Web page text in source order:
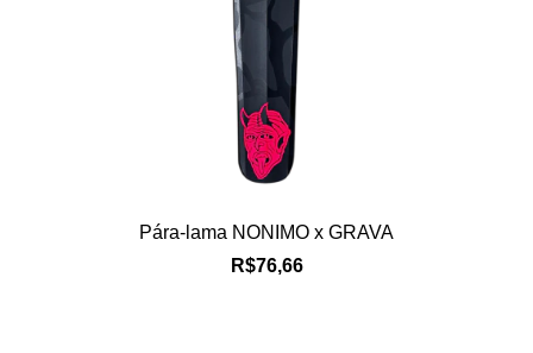
Pára-lama NONIMO x GRAVA
R$76,66